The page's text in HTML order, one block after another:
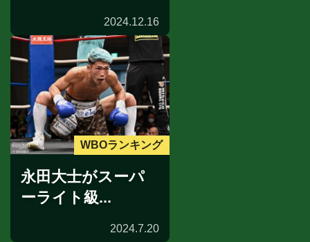
2024.12.16
WBOランキング
永田大士がスーパ
ーライト級...
2024.7.20